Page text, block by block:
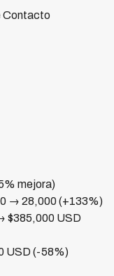
Contacto
mejora)
→ 28,000 (+133%)
$385,000 USD
USD (-58%)